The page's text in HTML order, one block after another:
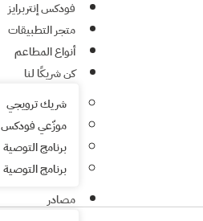
فودكس إنتربرايز
متجر التطبيقات
أنواع المطاعم
كن شريكًا لنا
شريك ترويجي
موزّعي فودكس
برنامج التوصية
برنامج التوصية
مصادر